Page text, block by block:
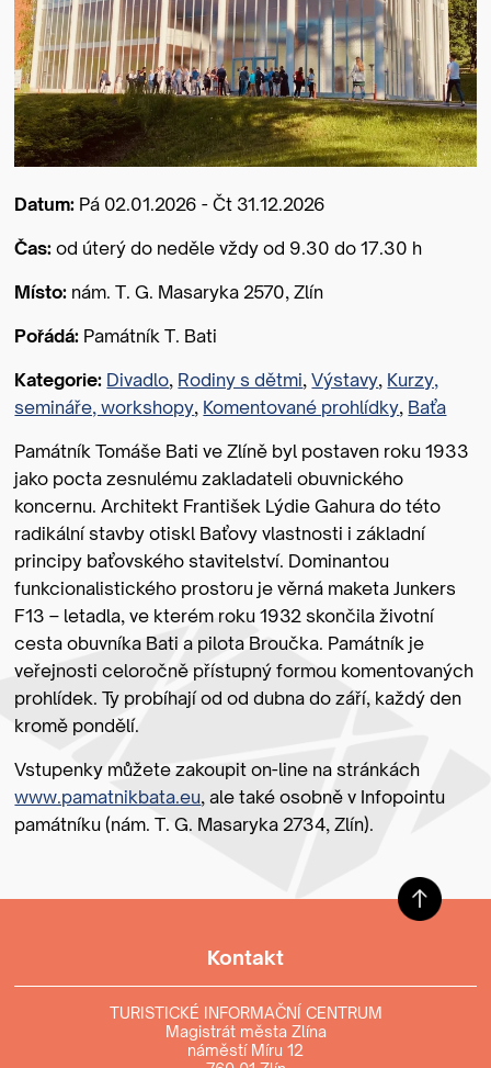
Datum: Pá 02.01.2026 - Čt 31.12.2026
Čas: od úterý do neděle vždy od 9.30 do 17.30 h
Místo: nám. T. G. Masaryka 2570, Zlín
Pořádá: Památník T. Bati
Kategorie: Divadlo, Rodiny s dětmi,Výstavy, Kurzy,
semináře, workshopy, Komentované prohlídky, Baťa
Památník Tomáše Bati ve Zlíně byl postaven roku 1933
jako pocta zesnulému zakladateli obuvnického
koncernu. Architekt František Lýdie Gahura do této
radikální stavby otiskl Baťovy vlastnosti i základní
principy baťovského stavitelství. Dominantou
funkcionalistického prostoru je věrná maketa Junkers
F13 – letadla, ve kterém roku 1932 skončila životní
cesta obuvníka Bati a pilota Broučka. Památník je
veřejnosti celoročně přístupný formou komentovaných
prohlídek. Ty probíhají od od dubna do září, každý den
kromě pondělí.
Vstupenky můžete zakoupit on-line na stránkách
www.pamatnikbata.eu, ale také osobně v Infopointu
památníku (nám. T. G. Masaryka 2734, Zlín).
Kontakt
TURISTICKÉ INFORMAČNÍ CENTRUM
Magistrát města Zlína
náměstí Míru 12